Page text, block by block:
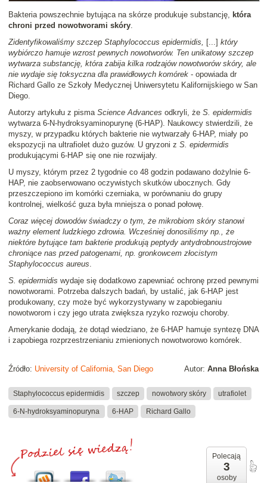
Bakteria powszechnie bytująca na skórze produkuje substancję, która
chroni przed nowotworami skóry.
Zidentyfikowaliśmy szczep Staphylococcus epidermidis, [...] który
wybiórczo hamuje wzrost pewnych nowotworów. Ten unikatowy szczep
wytwarza substancję, która zabija kilka rodzajów nowotworów skóry, ale
nie wydaje się toksyczna dla prawidłowych komórek - opowiada dr
Richard Gallo ze Szkoły Medycznej Uniwersytetu Kalifornijskiego w San
Diego.
Autorzy artykułu z pisma Science Advances odkryli, że S. epidermidis
wytwarza 6-N-hydroksyaminopurynę (6-HAP). Naukowcy stwierdzili, że
myszy, w przypadku których bakterie nie wytwarzały 6-HAP, miały po
ekspozycji na ultrafiolet dużo guzów. U gryzoni z S. epidermidis
produkującymi 6-HAP się one nie rozwijały.
U myszy, którym przez 2 tygodnie co 48 godzin podawano dożylnie 6-
HAP, nie zaobserwowano oczywistych skutków ubocznych. Gdy
przeszczepiono im komórki czerniaka, w porównaniu do grupy
kontrolnej, wielkość guza była mniejsza o ponad połowę.
Coraz więcej dowodów świadczy o tym, że mikrobiom skóry stanowi
ważny element ludzkiego zdrowia. Wcześniej donosiliśmy np., że
niektóre bytujące tam bakterie produkują peptydy antydrobnoustrojowe
chroniące nas przed patogenami, np. gronkowcem złocistym
Staphylococcus aureus.
S. epidermidis wydaje się dodatkowo zapewniać ochronę przed pewnymi
nowotworami. Potrzeba dalszych badań, by ustalić, jak 6-HAP jest
produkowany, czy może być wykorzystywany w zapobieganiu
nowotworom i czy jego utrata zwiększa ryzyko rozwoju choroby.
Amerykanie dodają, że dotąd wiedziano, że 6-HAP hamuje syntezę DNA
i zapobiega rozprzestrzenianiu zmienionych nowotworowo komórek.
Autor: Anna Błońska
Źródło: University of California, San Diego
Staphylococcus epidermidis szczep nowotwory skóry utrafiolet
6-N-hydroksyaminopuryna 6-HAP Richard Gallo
Polecają
3
osoby